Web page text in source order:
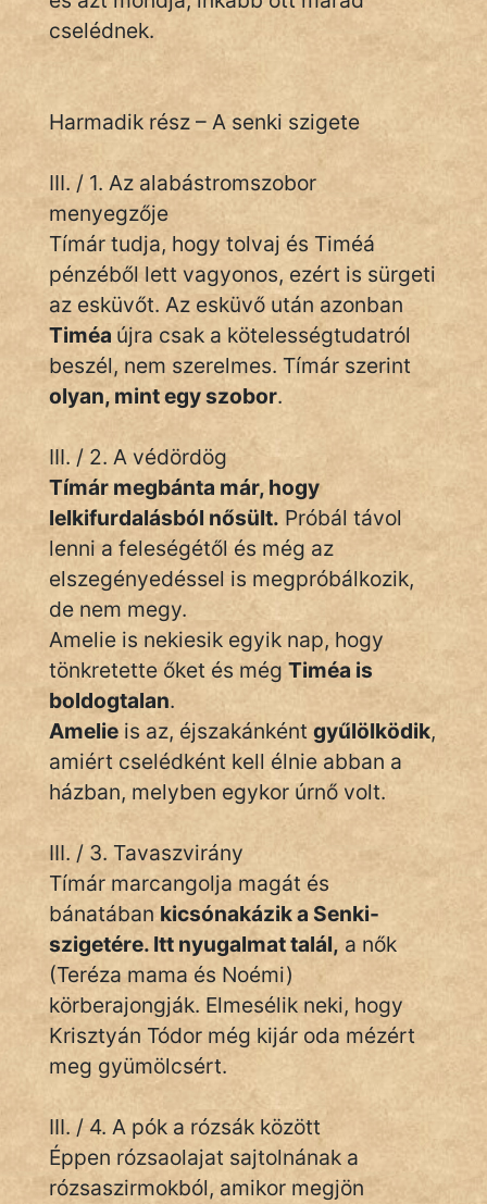
cselédnek.
Harmadik rész – A senki szigete
III. / 1. Az alabástromszobor
menyegzője
Tímár tudja, hogy tolvaj és Timéá
pénzéből lett vagyonos, ezért is sürgeti
az esküvőt. Az esküvő után azonban
Timéa újra csak a kötelességtudatról
beszél, nem szerelmes. Tímár szerint
olyan, mint egy szobor.
III. / 2. A védördög
Tímár megbánta már, hogy
lelkifurdalásból nősült. Próbál távol
lenni a feleségétől és még az
elszegényedéssel is megpróbálkozik,
de nem megy.
Amelie is nekiesik egyik nap, hogy
tönkretette őket és még Timéa is
boldogtalan.
Amelie is az, éjszakánként gyűlölködik,
amiért cselédként kell élnie abban a
házban, melyben egykor úrnő volt.
III. / 3. Tavaszvirány
Tímár marcangolja magát és
bánatábankicsónakázik a Senki-
szigetére. Itt nyugalmat talál, a nők
(Teréza mama és Noémi)
körberajongják. Elmesélik neki, hogy
Krisztyán Tódor még kijár oda mézért
meg gyümölcsért.
III. / 4. A pók a rózsák között
Éppen rózsaolajat sajtolnának a
rózsaszirmokból, amikor megjön